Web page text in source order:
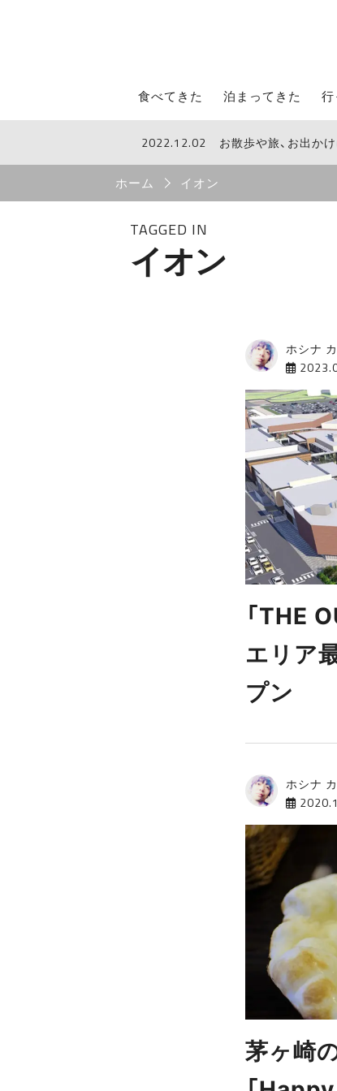
STROLL Menu
食べてきた 泊まってきた 行
STROLLからのお知らせ
2022.12.02 お散歩や旅、お出か
Breadcrumb
ホーム イオン
TAGGED IN
イオン
ホシナ
「THE
エリア
プン
ホシナ
茅ヶ崎